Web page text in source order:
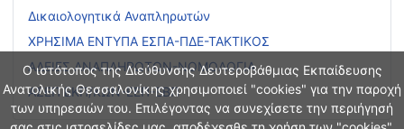
Ο ιστότοπος της Διεύθυνσης Δευτεροβάθμιας Εκπαίδευσης
Ανατολικής Θεσσαλονίκης χρησιμοποιεί "cookies" για την παροχή
των υπηρεσιών του. Επιλέγοντας να συνεχίσετε την περιήγησή
Δικαιολογητικά Αναπληρωτών
ΧΡΗΣΙΜΑ ΕΝΤΥΠΑ ΕΣΠΑ-ΠΔΕ-ΤΑΚΤΙΚΟΣ
ΑΔΕΙΕΣ ΑΝΑΠΛΗΡΩΤΩΝ-ΝΟΜΟΛΟΓΙΑ
ΑΣΕΠ ΕΚΠ/ΚΩΝ-ΕΕΠ-ΕΒΠ